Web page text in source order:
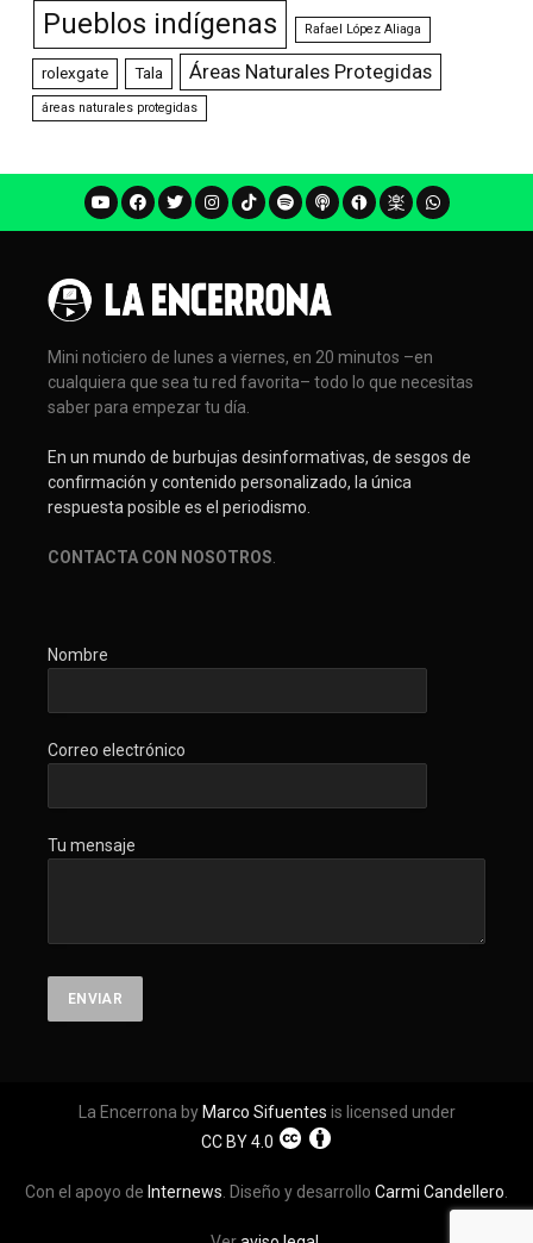
Pueblos indígenas Rafael López Aliaga
rolexgate Tala Áreas Naturales Protegidas
áreas naturales protegidas
Mini noticiero de lunes a viernes, en 20 minutos –en
cualquiera que sea tu red favorita– todo lo que necesitas
saber para empezar tu día.
En un mundo de burbujas desinformativas, de sesgos de
confirmación y contenido personalizado, la única
respuesta posible es el periodismo.
CONTACTA CON NOSOTROS
Nombre
Correo electrónico
Tu mensaje
La Encerrona by Marco Sifuentes is licensed under
CC BY 4.0
Con el apoyo de Internews . Diseño y desarrollo Carmi Candellero